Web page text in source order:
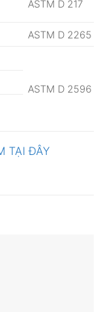
ASTM D 217
ASTM D 2265
ASTM D 2596
TẠI ĐÂY